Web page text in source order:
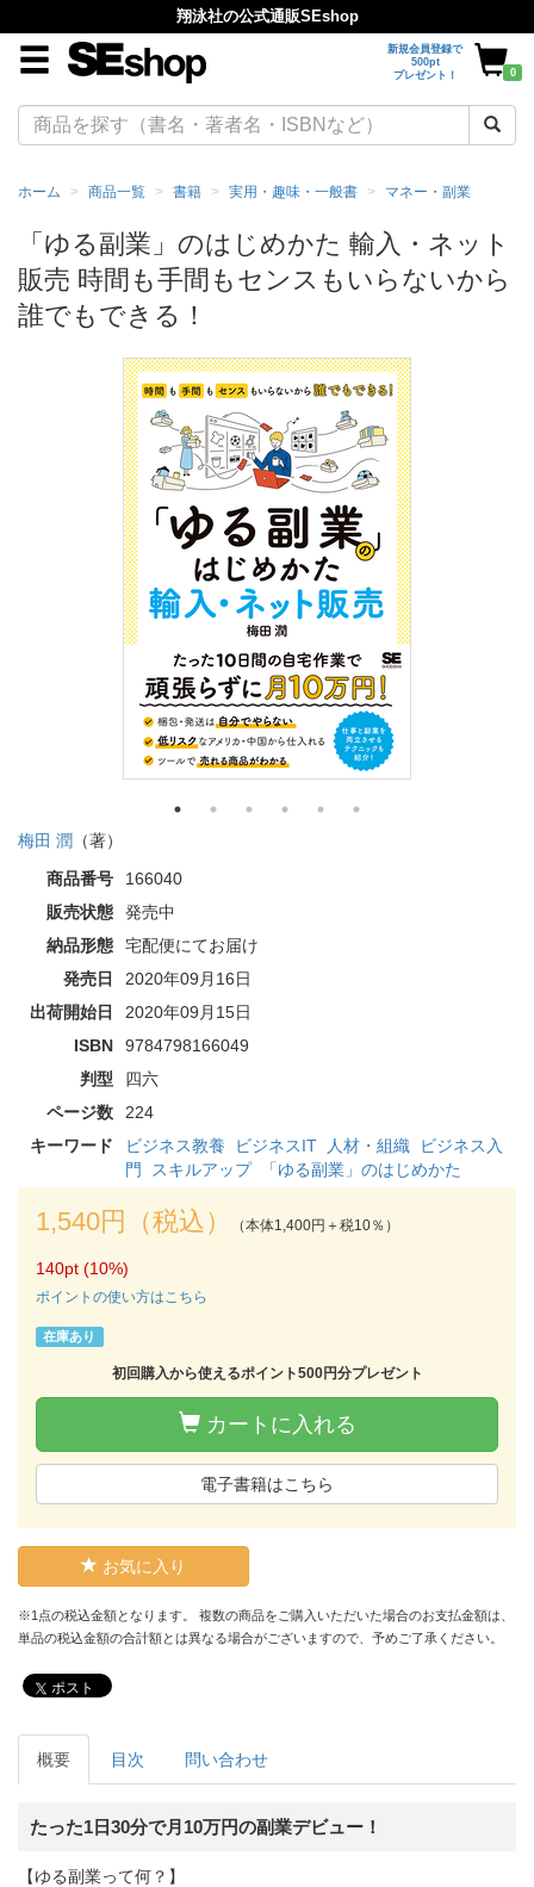
翔泳社の公式通販SEshop
新規会員登録で
500pt
プレゼント！
0
ホーム 商品一覧 書籍 実用・趣味・一般書 マネー・副業
「ゆる副業」のはじめかた 輸入・ネット
販売 時間も手間もセンスもいらないから
誰でもできる！
梅田 潤 （著）
商品番号
166040
販売状態
発売中
納品形態
宅配便にてお届け
発売日
2020年09月16日
出荷開始日
2020年09月15日
ISBN
9784798166049
判型
四六
ページ数
224
キーワード
ビジネス教養 ビジネスIT 人材・組織
ビジネス入
門
スキルアップ 「ゆる副業」のはじめかた
1,540円（税込） （本体1,400円＋税10％）
140pt (10%)
ポイントの使い方はこちら
在庫あり
初回購入から使えるポイント500円分プレゼント
カートに入れる
電子書籍はこちら
お気に入り
※1点の税込金額となります。 複数の商品をご購入いただいた場合のお支払金額は、
単品の税込金額の合計額とは異なる場合がございますので、予めご了承ください。
ポスト
概要 目次 問い合わせ
たった1日30分で月10万円の副業デビュー！
【ゆる副業って何？】